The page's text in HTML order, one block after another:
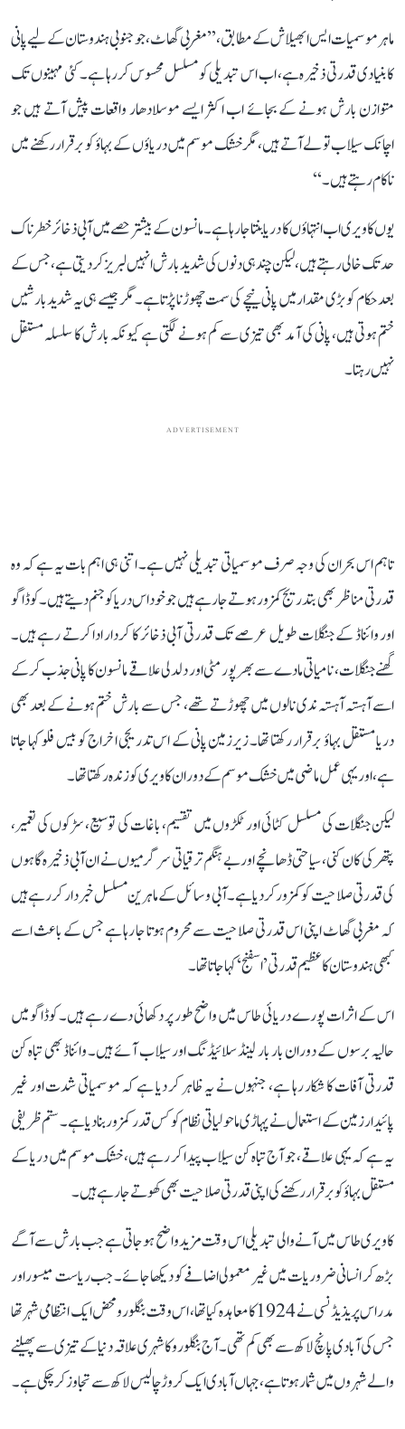
ماہر موسمیات ایس ابھیلاش کے مطابق، ’’مغربی گھاٹ، جو جنوبی ہندوستان کے لیے پانی
کا بنیادی قدرتی ذخیرہ ہے، اب اس تبدیلی کو مسلسل محسوس کر رہا ہے۔ کئی مہینوں تک
متوازن بارش ہونے کے بجائے اب اکثر ایسے موسلادھار واقعات پیش آتے ہیں جو
اچانک سیلاب تو لے آتے ہیں، مگر خشک موسم میں دریاؤں کے بہاؤ کو برقرار رکھنے میں
ناکام رہتے ہیں۔‘‘
یوں کاویری اب انتہاؤں کا دریا بنتا جا رہا ہے۔ مانسون کے بیشتر حصے میں آبی ذخائر خطرناک
حد تک خالی رہتے ہیں، لیکن چند ہی دنوں کی شدید بارش انہیں لبریز کر دیتی ہے، جس کے
بعد حکام کو بڑی مقدار میں پانی نیچے کی سمت چھوڑنا پڑتا ہے۔ مگر جیسے ہی یہ شدید بارشیں
ختم ہوتی ہیں، پانی کی آمد بھی تیزی سے کم ہونے لگتی ہے کیونکہ بارش کا سلسلہ مستقل
نہیں رہتا۔
ADVERTISEMENT
تاہم اس بحران کی وجہ صرف موسمیاتی تبدیلی نہیں ہے۔ اتنی ہی اہم بات یہ ہے کہ وہ
قدرتی مناظر بھی بتدریج کمزور ہوتے جا رہے ہیں جو خود اس دریا کو جنم دیتے ہیں۔ کوڈاگو
اور وائناڈ کے جنگلات طویل عرصے تک قدرتی آبی ذخائر کا کردار ادا کرتے رہے ہیں۔
گھنے جنگلات، نامیاتی مادے سے بھرپور مٹی اور دلدلی علاقے مانسون کا پانی جذب کر کے
اسے آہستہ آہستہ ندی نالوں میں چھوڑتے تھے، جس سے بارش ختم ہونے کے بعد بھی
دریا مستقل بہاؤ برقرار رکھتا تھا۔ زیرزمین پانی کے اس تدریجی اخراج کو بیس فلو کہا جاتا
ہے، اور یہی عمل ماضی میں خشک موسم کے دوران کاویری کو زندہ رکھتا تھا۔
لیکن جنگلات کی مسلسل کٹائی اور ٹکڑوں میں تقسیم، باغات کی توسیع، سڑکوں کی تعمیر،
پتھر کی کان کنی، سیاحتی ڈھانچے اور بے ہنگم ترقیاتی سرگرمیوں نے ان آبی ذخیرہ گاہوں
کی قدرتی صلاحیت کو کمزور کر دیا ہے۔ آبی وسائل کے ماہرین مسلسل خبردار کر رہے ہیں
کہ مغربی گھاٹ اپنی اس قدرتی صلاحیت سے محروم ہوتا جا رہا ہے جس کے باعث اسے
کبھی ہندوستان کا عظیم قدرتی ’اسفنج‘ کہا جاتا تھا۔
اس کے اثرات پورے دریائی طاس میں واضح طور پر دکھائی دے رہے ہیں۔ کوڈاگو میں
حالیہ برسوں کے دوران بار بار لینڈ سلائیڈنگ اور سیلاب آئے ہیں۔ وائناڈ بھی تباہ کن
قدرتی آفات کا شکار رہا ہے، جنہوں نے یہ ظاہر کر دیا ہے کہ موسمیاتی شدت اور غیر
پائیدار زمین کے استعمال نے پہاڑی ماحولیاتی نظام کو کس قدر کمزور بنا دیا ہے۔ ستم ظریفی
یہ ہے کہ یہی علاقے، جو آج تباہ کن سیلاب پیدا کر رہے ہیں، خشک موسم میں دریا کے
مستقل بہاؤ کو برقرار رکھنے کی اپنی قدرتی صلاحیت بھی کھوتے جا رہے ہیں۔
کاویری طاس میں آنے والی تبدیلی اس وقت مزید واضح ہو جاتی ہے جب بارش سے آگے
بڑھ کر انسانی ضروریات میں غیر معمولی اضافے کو دیکھا جائے۔ جب ریاست میسور اور
مدراس پریذیڈنسی نے 1924 کا معاہدہ کیا تھا، اس وقت بنگلورو محض ایک انتظامی شہر تھا
جس کی آبادی پانچ لاکھ سے بھی کم تھی۔ آج بنگلورو کا شہری علاقہ دنیا کے تیزی سے پھیلنے
والے شہروں میں شمار ہوتا ہے، جہاں آبادی ایک کروڑ چالیس لاکھ سے تجاوز کر چکی ہے۔